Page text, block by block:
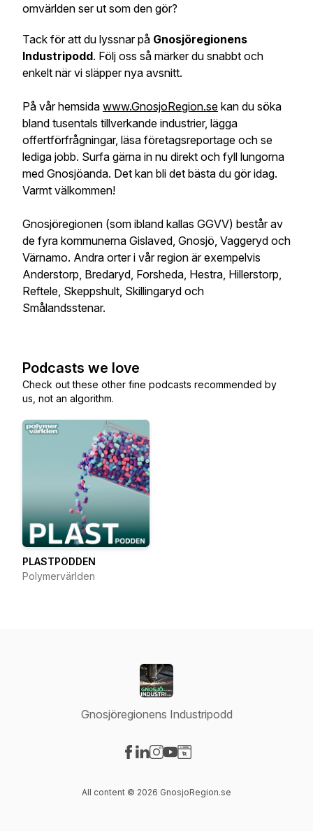
omvärlden ser ut som den gör?
Tack för att du lyssnar på Gnosjöregionens
Industripodd. Följ oss så märker du snabbt och
enkelt när vi släpper nya avsnitt.
På vår hemsida www.GnosjoRegion.se kan du söka
bland tusentals tillverkande industrier, lägga
offertförfrågningar, läsa företagsreportage och se
lediga jobb. Surfa gärna in nu direkt och fyll lungorna
med Gnosjöanda. Det kan bli det bästa du gör idag.
Varmt välkommen!
Gnosjöregionen (som ibland kallas GGVV) består av
de fyra kommunerna Gislaved, Gnosjö, Vaggeryd och
Värnamo. Andra orter i vår region är exempelvis
Anderstorp, Bredaryd, Forsheda, Hestra, Hillerstorp,
Reftele, Skeppshult, Skillingaryd och
Smålandsstenar.
Podcasts we love
Check out these other fine podcasts recommended by
us, not an algorithm.
PLASTPODDEN
Polymervärlden
Gnosjöregionens Industripodd
All content © 2026 GnosjoRegion.se